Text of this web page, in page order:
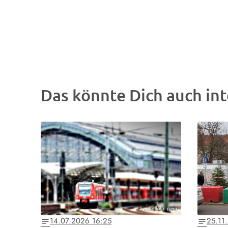
Das könnte Dich auch
Symbolfoto: gem
notes14.07.2026 16:25 notes